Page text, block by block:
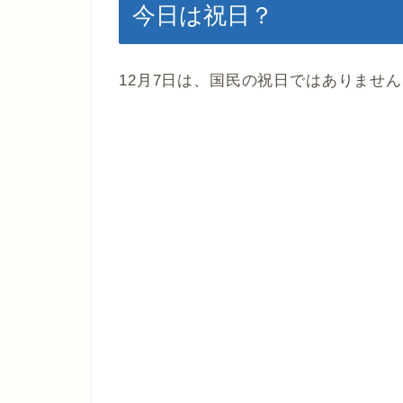
今日は祝日？
12月7日は、国民の祝日ではありませ